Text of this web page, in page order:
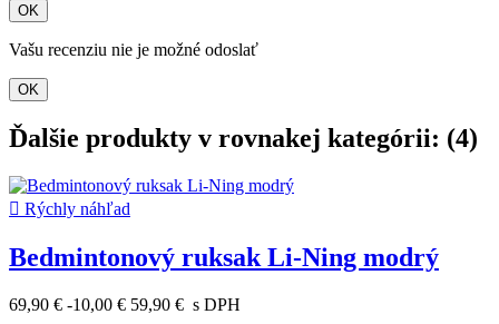
OK
Vašu recenziu nie je možné odoslať
OK
Ďalšie produkty v rovnakej kategórii: (4)
 Rýchly náhľad
Bedmintonový ruksak Li-Ning modrý
69,90 € -10,00 € 59,90 € s DPH